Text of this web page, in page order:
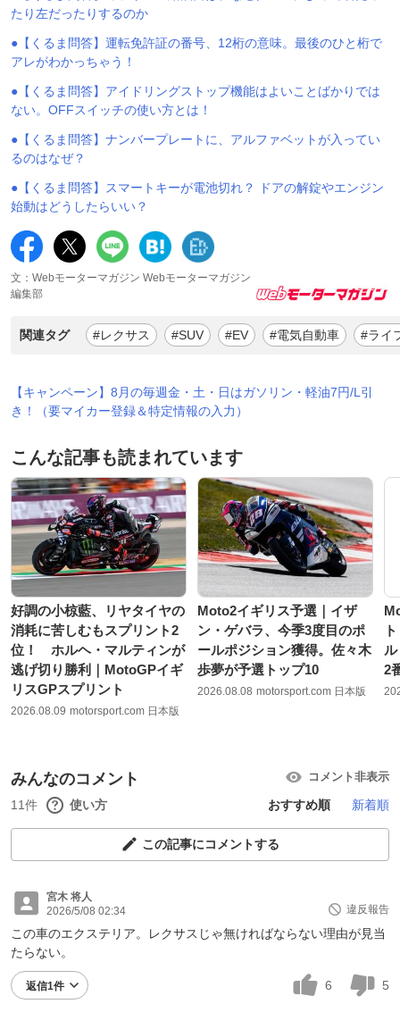
たり左だったりするのか
●【くるま問答】運転免許証の番号、12桁の意味。最後のひと桁で
アレがわかっちゃう！
●【くるま問答】アイドリングストップ機能はよいことばかりでは
ない。OFFスイッチの使い方とは！
●【くるま問答】ナンバープレートに、アルファベットが入ってい
るのはなぜ？
●【くるま問答】スマートキーが電池切れ？ ドアの解錠やエンジン
始動はどうしたらいい？
文：Webモーターマガジン Webモーターマガジン
編集部
関連タグ #レクサス #SUV #EV #電気自動車 #ライ
【キャンペーン】8月の毎週金・土・日はガソリン・軽油7円/L引
き！（要マイカー登録＆特定情報の入力）
こんな記事も読まれています
好調の小椋藍、リヤタイヤの
消耗に苦しむもスプリント2
位！ ホルヘ・マルティンが
逃げ切り勝利｜MotoGPイギ
リスGPスプリント
2026.08.09 motorsport.com 日本版
Moto2イギリス予選｜イザ
ン・ゲバラ、今季3度目のポ
ールポジション獲得。佐々木
歩夢が予選トップ10
2026.08.08 motorsport.com 日本版
2
みんなのコメント コメント非表示
11件 使い方 おすすめ順 新着順
この記事にコメントする
宮木 将人
2026/5/08 02:34
違反報告
この車のエクステリア。レクサスじゃ無ければならない理由が見当
たらない。
返信1件 6 5